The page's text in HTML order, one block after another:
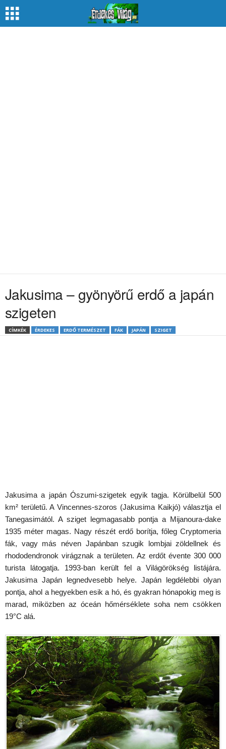
Jakusima – gyönyörű erdő a japán
szigeten
CÍMKÉK ÉRDEKES ERDŐ TERMÉSZET FÁK JAPÁN SZIGET
Jakusima a japán Ószumi-szigetek egyik tagja. Körülbelül 500
km² területű. A Vincennes-szoros (Jakusima Kaikjó) választja el
Tanegasimától. A sziget legmagasabb pontja a Mijanoura-dake
1935 méter magas. Nagy részét erdő borítja, főleg Cryptomeria
fák, vagy más néven Japánban szugik lombjai zöldellnek és
rhododendronok virágznak a területen. Az erdőt évente 300 000
turista látogatja. 1993-ban került fel a Világörökség listájára.
Jakusima Japán legnedvesebb helye. Japán legdélebbi olyan
pontja, ahol a hegyekben esik a hó, és gyakran hónapokig meg is
marad, miközben az óceán hőmérséklete soha nem csökken
19°C alá.